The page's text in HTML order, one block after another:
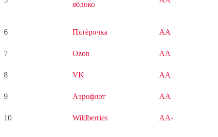
яблоко
6 Пятёрочка AA
7 Ozon AA
8 VK AA
9 Аэрофлот AA
10 Wildberries AA-